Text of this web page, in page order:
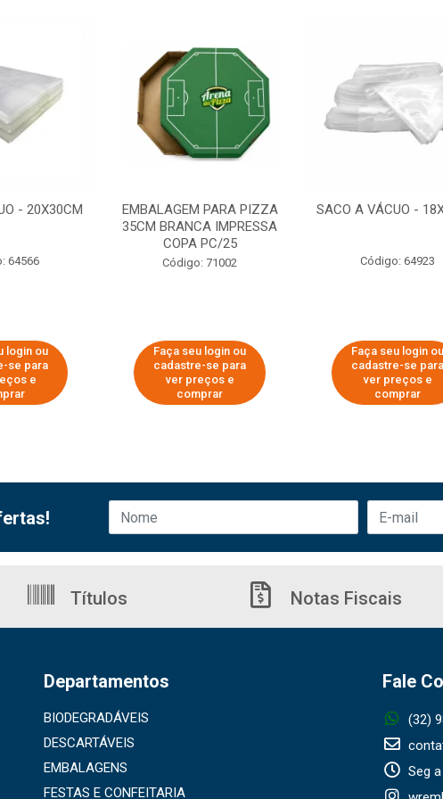
- 20X30CM
64566
login ou
se para
e
EMBALAGEM PARA PIZZA
35CM BRANCA IMPRESSA
COPA PC/25
Código: 71002
Faça seu login ou
cadastre-se para
ver preços e
comprar
SACO A VÁCUO -
Código: 64923
Faça seu login ou
cadastre-se para
ver preços e
comprar
Títulos Notas Fiscais
Departamentos
BIODEGRADÁVEIS
DESCARTÁVEIS
EMBALAGENS
FESTAS E CONFEITARIA
Fale
(32)
Seg